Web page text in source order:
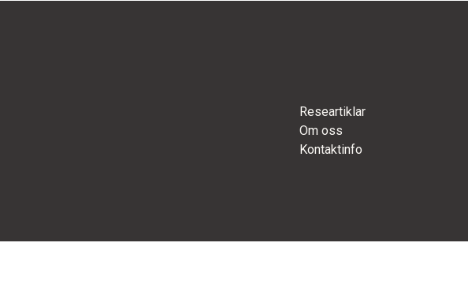
Researtiklar
Om oss
Kontaktinfo